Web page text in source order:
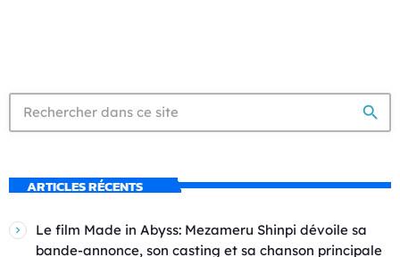
search
ARTICLES RÉCENTS
Le film Made in Abyss: Mezameru Shinpi dévoile sa
bande-annonce, son casting et sa chanson principale